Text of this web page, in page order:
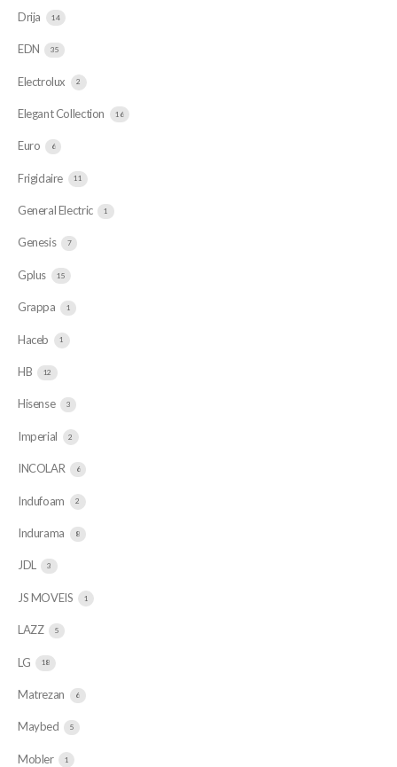
Drija 14
EDN 35
Electrolux 2
Elegant Collection 16
Euro 6
Frigidaire 11
General Electric 1
Genesis 7
Gplus 15
Grappa 1
Haceb 1
HB 12
Hisense 3
Imperial 2
INCOLAR 6
Indufoam 2
Indurama 8
JDL 3
JS MOVEIS 1
LAZZ 5
LG 18
Matrezan 6
Maybed 5
Mobler 1